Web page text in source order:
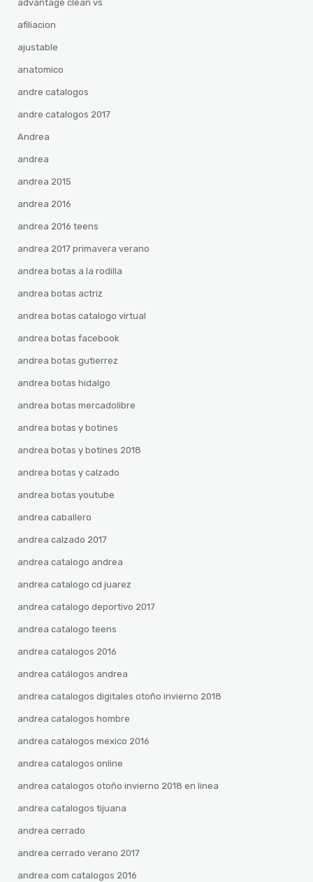
advantage clean vs
afiliacion
ajustable
anatomico
andre catalogos
andre catalogos 2017
Andrea
andrea
andrea 2015
andrea 2016
andrea 2016 teens
andrea 2017 primavera verano
andrea botas a la rodilla
andrea botas actriz
andrea botas catalogo virtual
andrea botas facebook
andrea botas gutierrez
andrea botas hidalgo
andrea botas mercadolibre
andrea botas y botines
andrea botas y botines 2018
andrea botas y calzado
andrea botas youtube
andrea caballero
andrea calzado 2017
andrea catalogo andrea
andrea catalogo cd juarez
andrea catalogo deportivo 2017
andrea catalogo teens
andrea catalogos 2016
andrea catálogos andrea
andrea catalogos digitales otoño invierno 2018
andrea catalogos hombre
andrea catalogos mexico 2016
andrea catalogos online
andrea catalogos otoño invierno 2018 en linea
andrea catalogos tijuana
andrea cerrado
andrea cerrado verano 2017
andrea com catalogos 2016